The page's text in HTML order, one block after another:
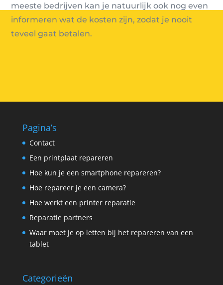
meeste bedrijven kan je natuurlijk ook nog even
informeren wat de kosten zijn, zodat je nooit
teveel gaat betalen.
Pagina’s
Contact
Een printplaat repareren
Hoe kun je een smartphone repareren?
Hoe repareer je een camera?
Hoe werkt een printer reparatie
Reparatie partners
Waar moet je op letten bij het repareren van een
tablet
Categorieën